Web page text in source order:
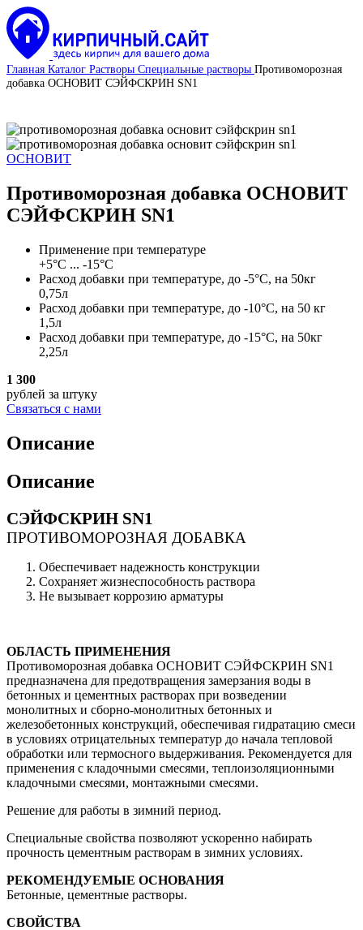
Главная Каталог Растворы Специальные растворы Противоморозная
добавка ОСНОВИТ СЭЙФСКРИН SN1
ОСНОВИТ
Противоморозная добавка ОСНОВИТ
СЭЙФСКРИН SN1
Применение при температуре
+5°С ... -15°С
Расход добавки при температуре, до -5°С, на 50кг
0,75л
Расход добавки при температуре, до -10°С, на 50 кг
1,5л
Расход добавки при температуре, до -15°С, на 50кг
2,25л
1 300
рублей за штуку
Связаться с нами
Описание
Описание
СЭЙФСКРИН SN1
ПРОТИВОМОРОЗНАЯ ДОБАВКА
Обеспечивает надежность конструкции
Сохраняет жизнеспособность раствора
Не вызывает коррозию арматуры
ОБЛАСТЬ ПРИМЕНЕНИЯ
Противоморозная добавка ОСНОВИТ СЭЙФСКРИН SN1
предназначена для предотвращения замерзания воды в
бетонных и цементных растворах при возведении
монолитных и сборно-монолитных бетонных и
железобетонных конструкций, обеспечивая гидратацию смеси
в условиях отрицательных температур до начала тепловой
обработки или термосного выдерживания. Рекомендуется для
применения с кладочными смесями, теплоизоляционными
кладочными смесями, монтажными смесями.
Решение для работы в зимний период.
Специальные свойства позволяют ускоренно набирать
прочность цементным растворам в зимних условиях.
РЕКОМЕНДУЕМЫЕ ОСНОВАНИЯ
Бетонные, цементные растворы.
СВОЙСТВА